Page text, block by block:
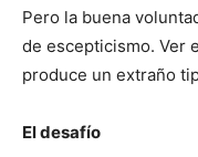
Pero la buena
de escepticismo. Ver
produce un extraño
El desafío